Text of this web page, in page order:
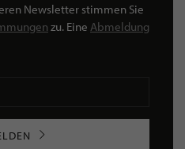
Newsletter stimmen Sie
zu. Eine Abmeldung